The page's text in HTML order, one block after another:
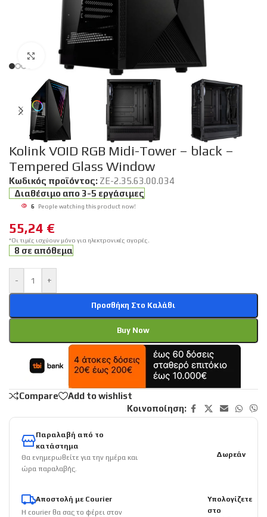
Click to enlarge
Kolink VOID RGB Midi-Tower – black –
Tempered Glass Window
Κωδικός προϊόντος: ZE-2.35.63.00.034
Διαθέσιμο απο 3-5 εργάσιμες
6 People watching this product now!
55,24 €
*Οι τιμές ισχύουν μόνο για ηλεκτρονικές αγορές.
8 σε απόθεμα
- +
Προσθήκη Στο Καλάθι
Buy Now
Compare
Add to wishlist
Κοινοποίηση:
Παραλαβή από το
κατάστημα
Θα ενημερωθείτε για την ημέρα και
ώρα παραλαβής.
Δωρεάν
Αποστολή με Courier
Η courier θα σας το φέρει στον
Υπολογίζετε
στο